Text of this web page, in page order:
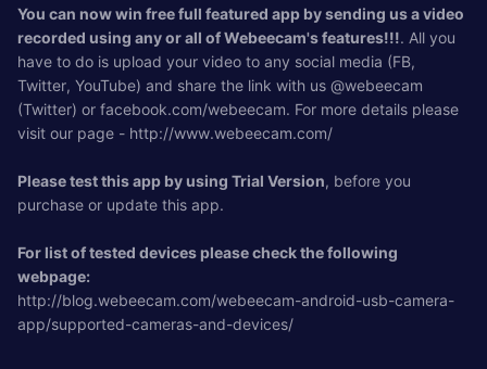
You can now win free full featured app by sending us a video
recorded using any or all of Webeecam's features!!!. All you
have to do is upload your video to any social media (FB,
Twitter, YouTube) and share the link with us @webeecam
(Twitter) or facebook.com/webeecam. For more details please
visit our page - http://www.webeecam.com/
Please test this app by using Trial Version, before you
purchase or update this app.
For list of tested devices please check the following
webpage:
http://blog.webeecam.com/webeecam-android-usb-camera-
app/supported-cameras-and-devices/